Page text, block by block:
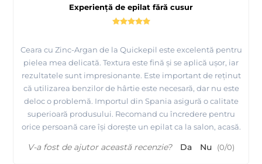
Experiență de epilat fără cusur
Ceara cu Zinc-Argan de la Quickepil este excelentă pentru
pielea mea delicată. Textura este fină și se aplică ușor, iar
rezultatele sunt impresionante. Este important de reținut
că utilizarea benzilor de hârtie este necesară, dar nu este
deloc o problemă. Importul din Spania asigură o calitate
superioară produsului. Recomand cu încredere pentru
orice persoană care își dorește un epilat ca la salon, acasă.
V-a fost de ajutor această recenzie? Da Nu (0/0)